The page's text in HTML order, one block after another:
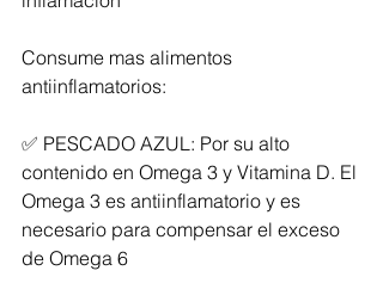
Consume mas alimentos
antiinflamatorios:
✅ PESCADO AZUL: Por su alto
contenido en Omega 3 y Vitamina D. El
Omega 3 es antiinflamatorio y es
necesario para compensar el exceso
de Omega 6